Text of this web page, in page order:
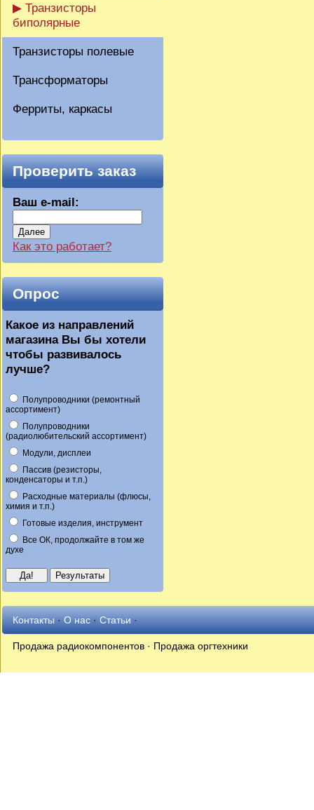
▶ Транзисторы
биполярные
Транзисторы полевые
Трансформаторы
Ферриты, каркасы
Проверить заказ
Ваш e-mail:
Далее
Как это работает?
Опрос
Какое из направлений
магазина Вы бы хотели
чтобы развивалось
лучше?
Полупроводники (ремонтный
ассортимент)
Полупроводники
(радиолюбительский ассортимент)
Модули, дисплеи
Пассив (резисторы,
конденсаторы и т.п.)
Расходные материалы (флюсы,
химия и т.п.)
Готовые изделия, инструмент
Все ОК, продолжайте в том же
духе
Контакты·О нас·Статьи·
Продажа радиокомпонентов · Продажа оргтехники